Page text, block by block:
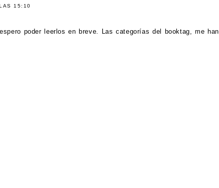
15:10
poder leerlos en breve. Las categorías del booktag, me han